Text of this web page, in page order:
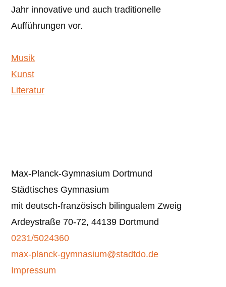
Jahr innovative und auch traditionelle
Aufführungen vor.
Musik
Kunst
Literatur
Max-Planck-Gymnasium Dortmund
Städtisches Gymnasium
mit deutsch-französisch bilingualem Zweig
Ardeystraße 70-72, 44139 Dortmund
0231/5024360
max-planck-gymnasium@stadtdo.de
Impressum